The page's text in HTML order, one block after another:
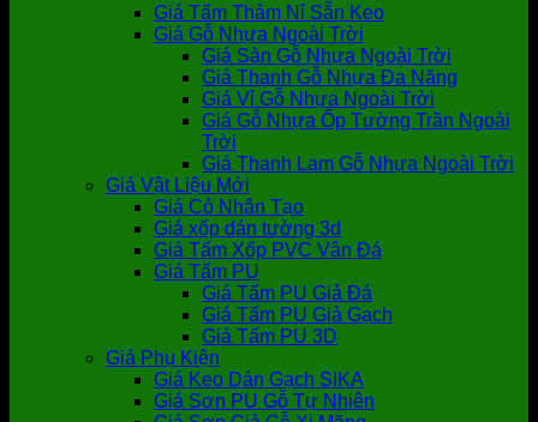
Giá Tấm Thảm Nỉ Sẵn Keo
Giá Gỗ Nhựa Ngoài Trời
Giá Sàn Gỗ Nhựa Ngoài Trời
Giá Thanh Gỗ Nhựa Đa Năng
Giá Vỉ Gỗ Nhựa Ngoài Trời
Giá Gỗ Nhựa Ốp Tường Trần Ngoài
Trời
Giá Thanh Lam Gỗ Nhựa Ngoài Trời
Giá Vật Liệu Mới
Giá Cỏ Nhân Tạo
Giá xốp dán tường 3d
Giá Tấm Xốp PVC Vân Đá
Giá Tấm PU
Giá Tấm PU Giả Đá
Giá Tấm PU Giả Gạch
Giá Tấm PU 3D
Giá Phụ Kiện
Giá Keo Dán Gạch SIKA
Giá Sơn PU Gỗ Tự Nhiên